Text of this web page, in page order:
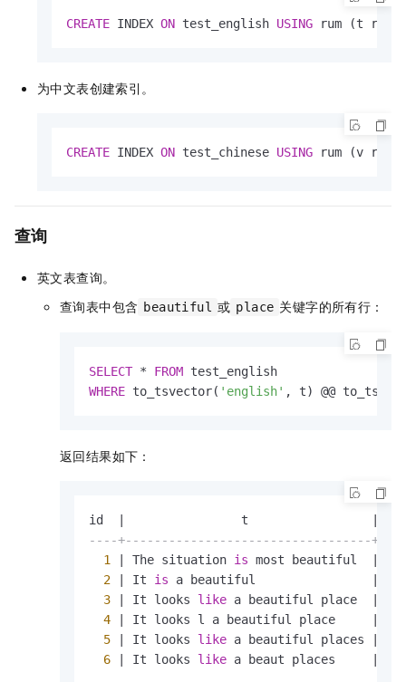
CREATE INDEX ON test_english USING rum (t
为中文表创建索引。
CREATE INDEX ON test_chinese USING rum (v
查询
英文表查询。
查询表中包含 beautiful 或 place 关键字的所有行：
SELECT * FROM
WHERE to_tsvector( 'english' , t) @@
返回结果如下：
id
                t
----+----------------------------------
1
The situation is most beautiful
2
It is a beautiful
3
It looks like a beautiful place
4
It looks l a beautiful place
5
It looks like a beautiful places
6
It looks like a beaut places